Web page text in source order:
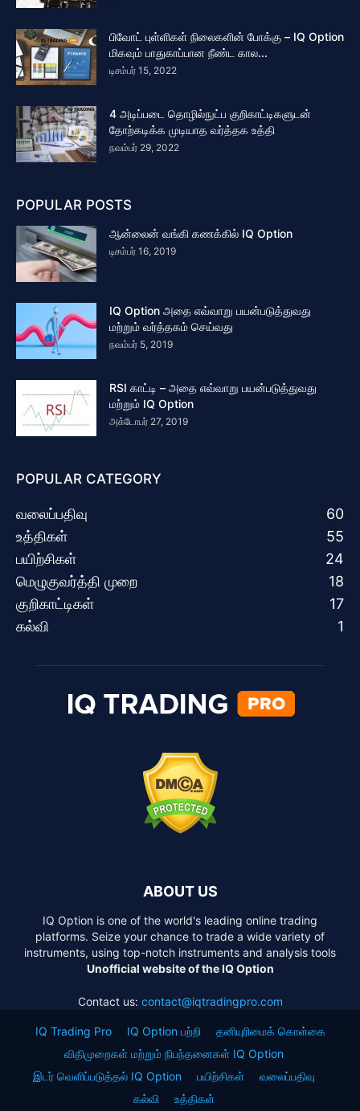
பிவோட் புள்ளிகள் நிலைகளின் போக்கு – IQ Option
மிகவும் பாதுகாப்பான நீண்ட கால...
டிசம்பர் 15, 2022
4 அடிப்படை தொழில்நுட்ப குறிகாட்டிகளுடன்
தோற்கடிக்க முடியாத வர்த்தக உத்தி
நவம்பர் 29, 2022
POPULAR POSTS
ஆன்லைன் வங்கி கணக்கில் IQ Option
டிசம்பர் 16, 2019
IQ Option அதை எவ்வாறு பயன்படுத்துவது
மற்றும் வர்த்தகம் செய்வது
நவம்பர் 5, 2019
RSI காட்டி – அதை எவ்வாறு பயன்படுத்துவது
மற்றும் IQ Option
அக்டோபர் 27, 2019
POPULAR CATEGORY
வலைப்பதிவு
60
உத்திகள்
55
பயிற்சிகள்
24
மெழுகுவர்த்தி முறை
18
குறிகாட்டிகள்
17
கல்வி
1
ABOUT US
IQ Option is one of the world's leading online trading
platforms. Seize your chance to trade a wide variety of
instruments, using top-notch instruments and analysis tools
Unofficial website of the IQ Option
Contact us: contact@iqtradingpro.com
IQ Trading Pro IQ Option பற்றி
தனியுரிமைக் கொள்கை
விதிமுறைகள் மற்றும் நிபந்தனைகள் IQ Option
இடர் வெளிப்படுத்தல் IQ Option
பயிற்சிகள்
வலைப்பதிவு
கல்வி
உத்திகள்